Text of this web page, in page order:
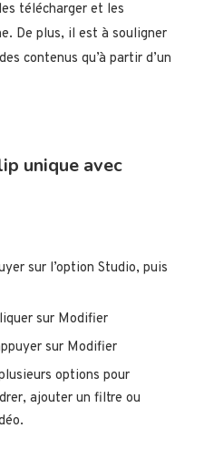
télécharger et les
De plus, il est à souligner
contenus qu’à partir d’un
unique avec
sur l’option Studio, puis
sur Modifier
sur Modifier
options pour
ajouter un filtre ou